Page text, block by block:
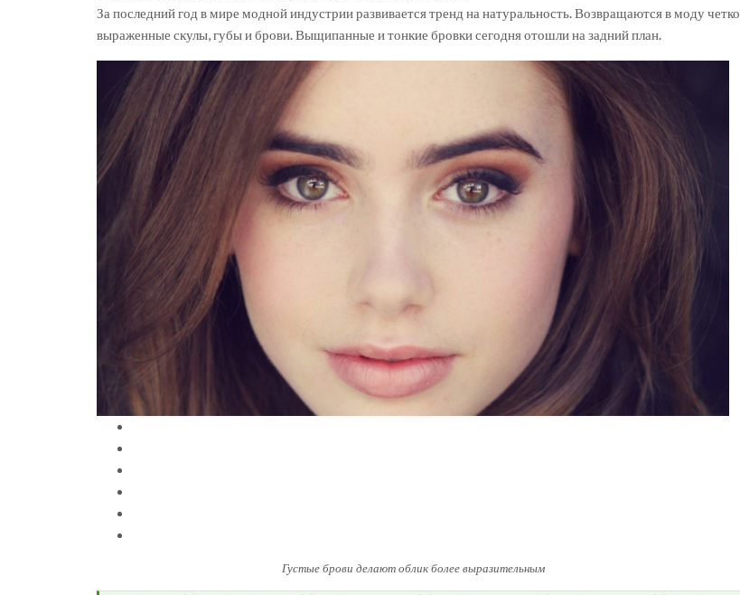
За последний год в мире модной индустрии развивается тренд на натуральность. Возвращаются в моду четко
выраженные скулы, губы и брови. Выщипанные и тонкие бровки сегодня отошли на задний план.
Густые брови делают облик более выразительным